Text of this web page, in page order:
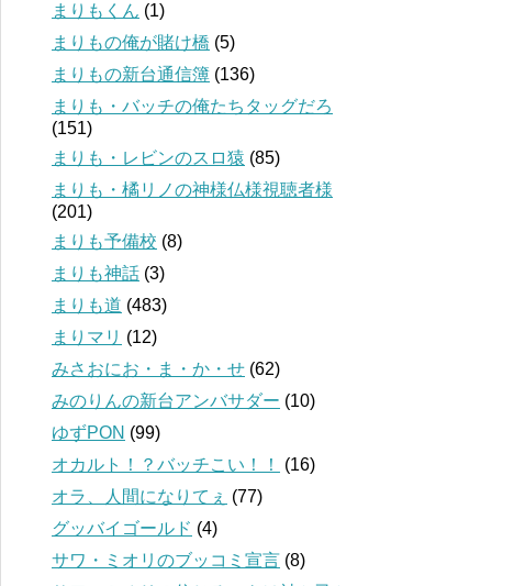
まりもくん (1)
まりもの俺が賭け橋 (5)
まりもの新台通信簿 (136)
まりも・バッチの俺たちタッグだろ
(151)
まりも・レビンのスロ猿 (85)
まりも・橘リノの神様仏様視聴者様
(201)
まりも予備校 (8)
まりも神話 (3)
まりも道 (483)
まりマリ (12)
みさおにお・ま・か・せ (62)
みのりんの新台アンバサダー (10)
ゆずPON (99)
オカルト！？バッチこい！！
(16)
オラ、人間になりてぇ (77)
グッバイゴールド (4)
サワ・ミオリのブッコミ宣言 (8)